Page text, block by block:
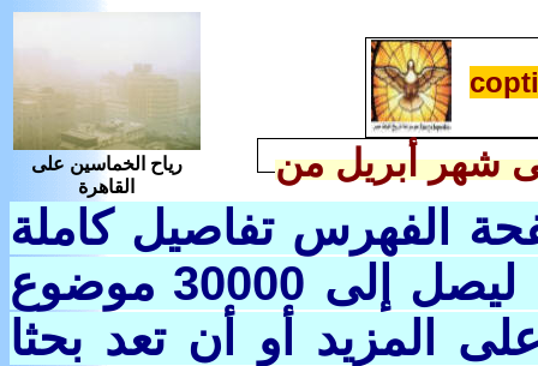
رياح الخماسين على
القاهرة
شهر أبريل من
الفهرس تفاصيل كاملة
لباقى الموضوعات وصمم الموقع ليصل إلى 30000 موضوع
المزيد أو أن تعد بحثا